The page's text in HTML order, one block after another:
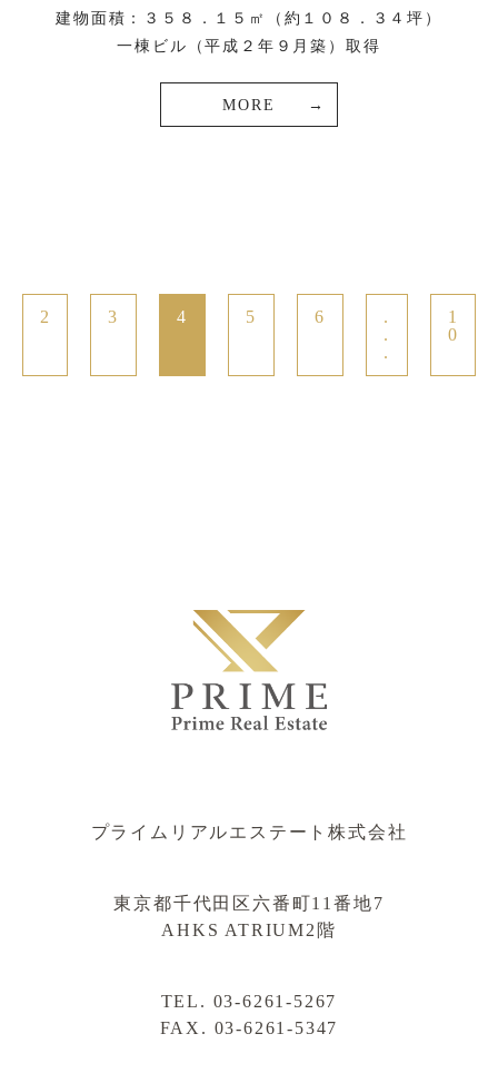
建物面積：３５８．１５㎡（約１０８．３４坪）
一棟ビル（平成２年９月築）取得
MORE
2 3 4 5 6
.
.
.
1
0
プライムリアルエステート株式会社
東京都千代田区六番町11番地7
AHKS ATRIUM2階
TEL. 03-6261-5267
FAX. 03-6261-5347